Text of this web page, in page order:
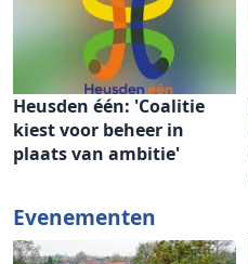
Heusden één: 'Coalitie
kiest voor beheer in
plaats van ambitie'
Evenementen